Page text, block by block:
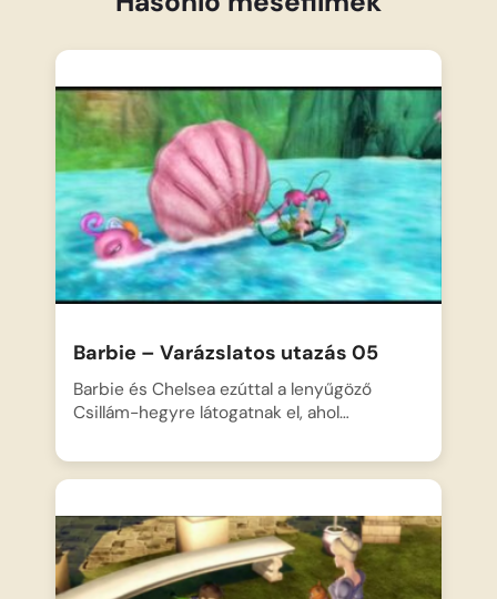
Barbie – Varázslatos utazás 05
Barbie és Chelsea ezúttal a lenyűgöző
Csillám-hegyre látogatnak el, ahol…